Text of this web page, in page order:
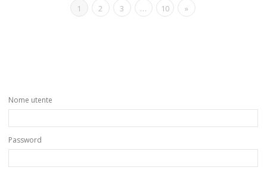
1 2 3 … 10 »
Nome utente
Password